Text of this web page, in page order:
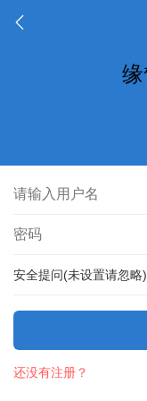
安全提问(未设置请忽略)
还没有注册？